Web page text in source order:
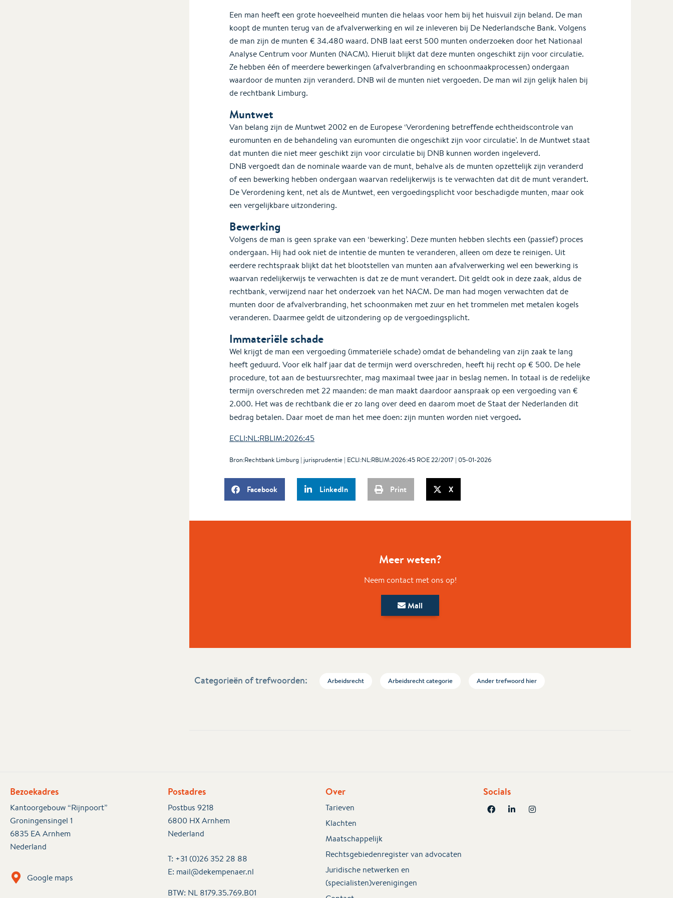
Een man heeft een grote hoeveelheid munten die helaas voor hem bij het huisvuil zijn beland. De man
koopt de munten terug van de afvalverwerking en wil ze inleveren bij De Nederlandsche Bank. Volgens
de man zijn de munten € 34.480 waard. DNB laat eerst 500 munten onderzoeken door het Nationaal
Analyse Centrum voor Munten (NACM). Hieruit blijkt dat deze munten ongeschikt zijn voor circulatie.
Ze hebben één of meerdere bewerkingen (afvalverbranding en schoonmaakprocessen) ondergaan
waardoor de munten zijn veranderd. DNB wil de munten niet vergoeden. De man wil zijn gelijk halen bij
de rechtbank Limburg.
Muntwet
Van belang zijn de Muntwet 2002 en de Europese ‘Verordening betreffende echtheidscontrole van
euromunten en de behandeling van euromunten die ongeschikt zijn voor circulatie’. In de Muntwet staat
dat munten die niet meer geschikt zijn voor circulatie bij DNB kunnen worden ingeleverd.
DNB vergoedt dan de nominale waarde van de munt, behalve als de munten opzettelijk zijn veranderd
of een bewerking hebben ondergaan waarvan redelijkerwijs is te verwachten dat dit de munt verandert.
De Verordening kent, net als de Muntwet, een vergoedingsplicht voor beschadigde munten, maar ook
een vergelijkbare uitzondering.
Bewerking
Volgens de man is geen sprake van een ‘bewerking’. Deze munten hebben slechts een (passief) proces
ondergaan. Hij had ook niet de intentie de munten te veranderen, alleen om deze te reinigen. Uit
eerdere rechtspraak blijkt dat het blootstellen van munten aan afvalverwerking wel een bewerking is
waarvan redelijkerwijs te verwachten is dat ze de munt verandert. Dit geldt ook in deze zaak, aldus de
rechtbank, verwijzend naar het onderzoek van het NACM. De man had mogen verwachten dat de
munten door de afvalverbranding, het schoonmaken met zuur en het trommelen met metalen kogels
veranderen. Daarmee geldt de uitzondering op de vergoedingsplicht.
Immateriële schade
Wel krijgt de man een vergoeding (immateriële schade) omdat de behandeling van zijn zaak te lang
heeft geduurd. Voor elk half jaar dat de termijn werd overschreden, heeft hij recht op € 500. De hele
procedure, tot aan de bestuursrechter, mag maximaal twee jaar in beslag nemen. In totaal is de redelijke
termijn overschreden met 22 maanden: de man maakt daardoor aanspraak op een vergoeding van €
2.000. Het was de rechtbank die er zo lang over deed en daarom moet de Staat der Nederlanden dit
bedrag betalen. Daar moet de man het mee doen: zijn munten worden niet vergoed.
ECLI:NL:RBLIM:2026:45
Bron:Rechtbank Limburg | jurisprudentie | ECLI:NL:RBLIM:2026:45 ROE 22/2017 | 05-01-2026
Facebook LinkedIn Print X
Meer weten?
Neem contact met ons op!
Mail
Categorieën of trefwoorden: Arbeidsrecht Arbeidsrecht categorie Ander trefwoord hier
Bezoekadres
Kantoorgebouw “Rijnpoort”
Groningensingel 1
6835 EA Arnhem
Nederland
Google maps
Postadres
Postbus 9218
6800 HX Arnhem
Nederland
T: +31 (0)26 352 28 88
E: mail@dekempenaer.nl
BTW: NL 8179.35.769.B01
Over
Tarieven
Klachten
Maatschappelijk
Rechtsgebiedenregister van advocaten
Juridische netwerken en
(specialisten)verenigingen
Socials